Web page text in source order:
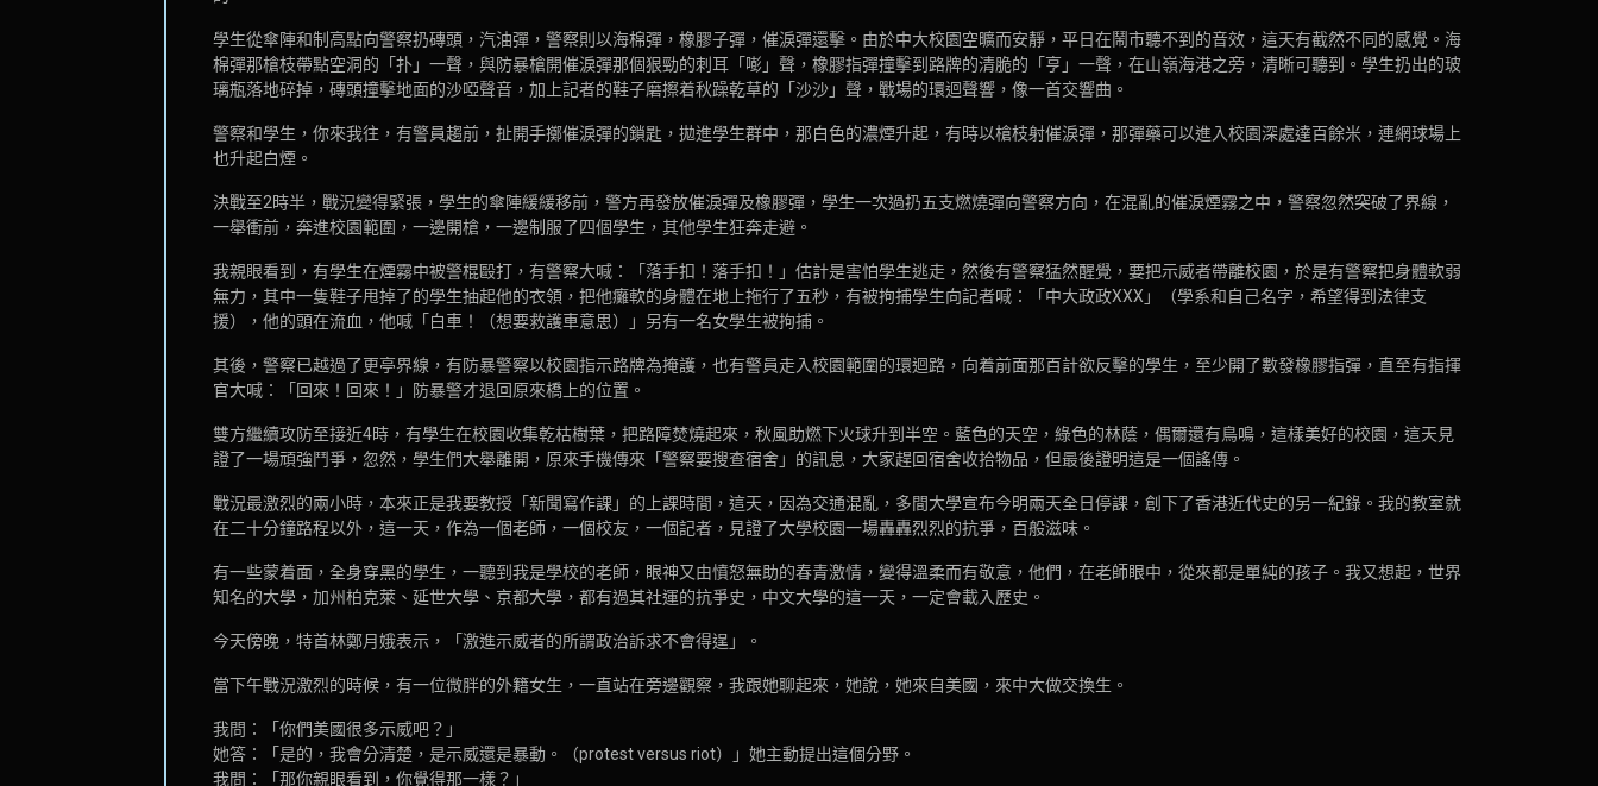
學生從傘陣和制高點向警察扔磚頭，汽油彈，警察則以海棉彈，橡膠子彈，催淚彈還擊。由於中大校園空曠而安靜，平日在鬧市聽不到的音效，這天有截然不同的感覺。海
棉彈那槍枝帶點空洞的「扑」一聲，與防暴槍開催淚彈那個狠勁的刺耳「嘭」聲，橡膠指彈撞擊到路牌的清脆的「亨」一聲，在山嶺海港之旁，清晰可聽到。學生扔出的玻
璃瓶落地碎掉，磚頭撞擊地面的沙啞聲音，加上記者的鞋子磨擦着秋躁乾草的「沙沙」聲，戰場的環迴聲響，像一首交響曲。
警察和學生，你來我往，有警員趨前，扯開手擲催淚彈的鎖匙，拋進學生群中，那白色的濃煙升起，有時以槍枝射催淚彈，那彈藥可以進入校園深處達百餘米，連網球場上
也升起白煙。
決戰至2時半，戰況變得緊張，學生的傘陣緩緩移前，警方再發放催淚彈及橡膠彈，學生一次過扔五支燃燒彈向警察方向，在混亂的催淚煙霧之中，警察忽然突破了界線，
一舉衝前，奔進校園範圍，一邊開槍，一邊制服了四個學生，其他學生狂奔走避。
我親眼看到，有學生在煙霧中被警棍毆打，有警察大喊：「落手扣！落手扣！」估計是害怕學生逃走，然後有警察猛然醒覺，要把示威者帶離校園，於是有警察把身體軟弱
無力，其中一隻鞋子甩掉了的學生抽起他的衣領，把他癱軟的身體在地上拖行了五秒，有被拘捕學生向記者喊：「中大政政XXX」（學系和自己名字，希望得到法律支
援），他的頭在流血，他喊「白車！（想要救護車意思）」另有一名女學生被拘捕。
其後，警察已越過了更亭界線，有防暴警察以校園指示路牌為掩護，也有警員走入校園範圍的環迴路，向着前面那百計欲反擊的學生，至少開了數發橡膠指彈，直至有指揮
官大喊：「回來！回來！」防暴警才退回原來橋上的位置。
雙方繼續攻防至接近4時，有學生在校園收集乾枯樹葉，把路障焚燒起來，秋風助燃下火球升到半空。藍色的天空，綠色的林蔭，偶爾還有鳥鳴，這樣美好的校園，這天見
證了一場頑強鬥爭，忽然，學生們大舉離開，原來手機傳來「警察要搜查宿舍」的訊息，大家趕回宿舍收拾物品，但最後證明這是一個謠傳。
戰況最激烈的兩小時，本來正是我要教授「新聞寫作課」的上課時間，這天，因為交通混亂，多間大學宣布今明兩天全日停課，創下了香港近代史的另一紀錄。我的教室就
在二十分鐘路程以外，這一天，作為一個老師，一個校友，一個記者，見證了大學校園一場轟轟烈烈的抗爭，百般滋味。
有一些蒙着面，全身穿黑的學生，一聽到我是學校的老師，眼神又由憤怒無助的春青激情，變得溫柔而有敬意，他們，在老師眼中，從來都是單純的孩子。我又想起，世界
知名的大學，加州柏克萊、延世大學、京都大學，都有過其社運的抗爭史，中文大學的這一天，一定會載入歷史。
今天傍晚，特首林鄭月娥表示，「激進示威者的所謂政治訴求不會得逞」。
當下午戰況激烈的時候，有一位微胖的外籍女生，一直站在旁邊觀察，我跟她聊起來，她說，她來自美國，來中大做交換生。
我問：「你們美國很多示威吧？」
她答：「是的，我會分清楚，是示威還是暴動。（protest versus riot）」她主動提出這個分野。
我問：「那你親眼看到，你覺得那一樣？」